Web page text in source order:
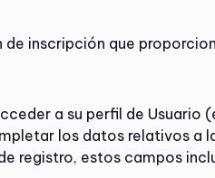
inscripción que
a su perfil de Usuario
los datos relativos
registro, estos campos